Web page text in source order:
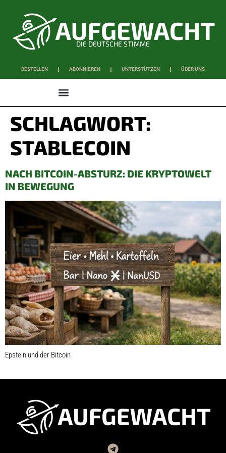
DIE DEUTSCHE STIMME
BESTELLEN ABONNIEREN UNTERSTÜTZEN ÜBER UNS
SCHLAGWORT:
STABLECOIN
NACH BITCOIN-ABSTURZ: DIE KRYPTOWELT
IN BEWEGUNG
Epstein und der Bitcoin